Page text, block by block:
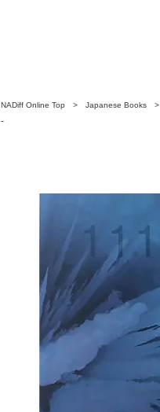
NADiff Online Top > Japanese Books
-